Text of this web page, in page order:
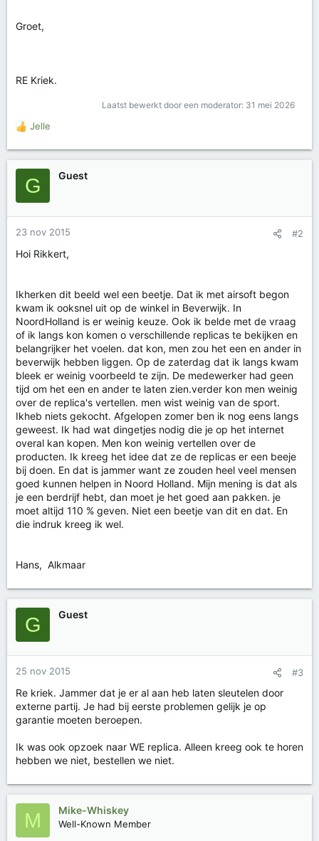
Groet,
RE Kriek.
Laatst bewerkt door een moderator: 31 mei 2026
W
r
n
e
Jelle
G Guest
23 nov 2015 #2
Hoi Rikkert,
Ikherken dit beeld wel een beetje. Dat ik met airsoft begon
kwam ik ooksnel uit op de winkel in Beverwijk. In
NoordHolland is er weinig keuze. Ook ik belde met de vraag
of ik langs kon komen o verschillende replicas te bekijken en
belangrijker het voelen. dat kon, men zou het een en ander in
beverwijk hebben liggen. Op de zaterdag dat ik langs kwam
bleek er weinig voorbeeld te zijn. De medewerker had geen
tijd om het een en ander te laten zien.verder kon men weinig
over de replica's vertellen. men wist weinig van de sport.
Ikheb niets gekocht. Afgelopen zomer ben ik nog eens langs
geweest. Ik had wat dingetjes nodig die je op het internet
overal kan kopen. Men kon weinig vertellen over de
producten. Ik kreeg het idee dat ze de replicas er een beeje
bij doen. En dat is jammer want ze zouden heel veel mensen
goed kunnen helpen in Noord Holland. Mijn mening is dat als
je een berdrijf hebt, dan moet je het goed aan pakken. je
moet altijd 110 % geven. Niet een beetje van dit en dat. En
die indruk kreeg ik wel.
Hans, Alkmaar
G Guest
25 nov 2015 #3
Re kriek. Jammer dat je er al aan heb laten sleutelen door
externe partij. Je had bij eerste problemen gelijk je op
garantie moeten beroepen.
Ik was ook opzoek naar WE replica. Alleen kreeg ook te horen
hebben we niet, bestellen we niet.
M Mike-Whiskey
Well-Known Member